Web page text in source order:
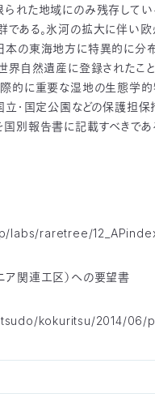
れた地域にのみ残存してい
である。氷河の拡大に伴い
本の東海地方に特異的に分
界自然遺産に登録されたこ
際的に重要な湿地の生態学
立・国定公園などの保護担
別報告書に記載すべきであ
raretree/
関連工区）への要望書
kokuritsu/2014/06/